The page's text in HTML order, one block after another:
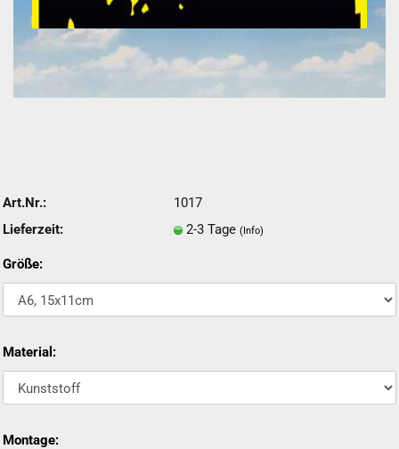
Art.Nr.:
1017
Lieferzeit:
2-3 Tage (Info)
Größe:
Material:
Montage: